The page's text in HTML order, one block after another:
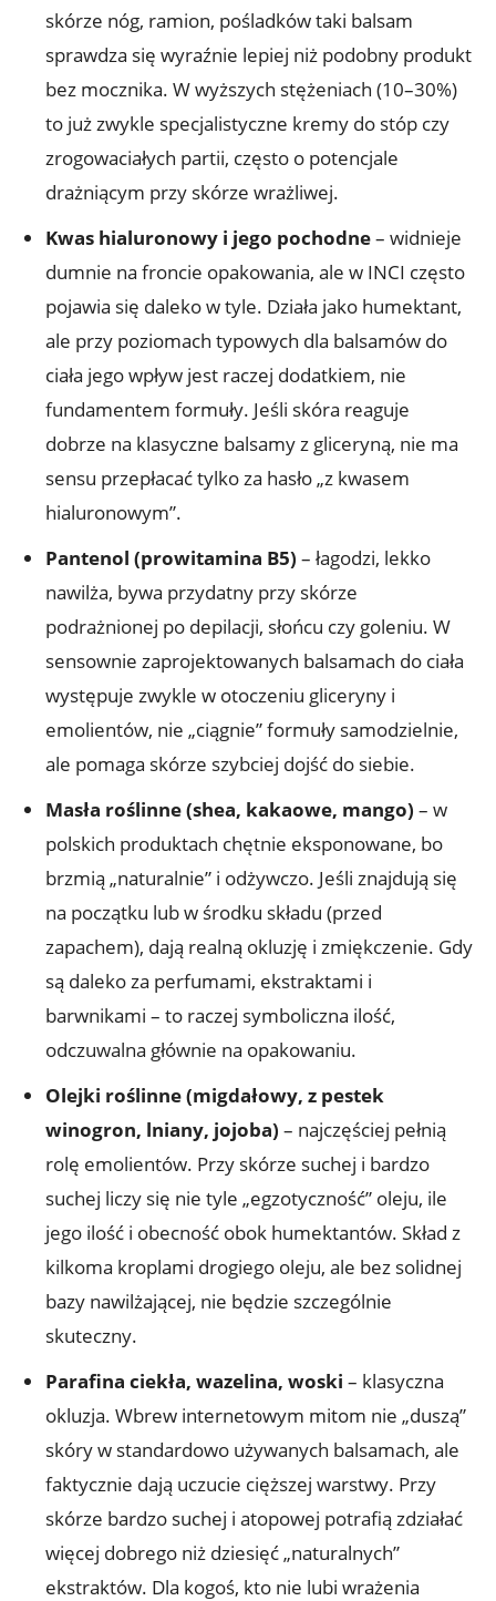
skórze nóg, ramion, pośladków taki balsam
sprawdza się wyraźnie lepiej niż podobny produkt
bez mocznika. W wyższych stężeniach (10–30%)
to już zwykle specjalistyczne kremy do stóp czy
zrogowaciałych partii, często o potencjale
drażniącym przy skórze wrażliwej.
Kwas hialuronowy i jego pochodne– widnieje
dumnie na froncie opakowania, ale w INCI często
pojawia się daleko w tyle. Działa jako humektant,
ale przy poziomach typowych dla balsamów do
ciała jego wpływ jest raczej dodatkiem, nie
fundamentem formuły. Jeśli skóra reaguje
dobrze na klasyczne balsamy z gliceryną, nie ma
sensu przepłacać tylko za hasło „z kwasem
hialuronowym”.
Pantenol (prowitamina B5) – łagodzi, lekko
nawilża, bywa przydatny przy skórze
podrażnionej po depilacji, słońcu czy goleniu. W
sensownie zaprojektowanych balsamach do ciała
występuje zwykle w otoczeniu gliceryny i
emolientów, nie „ciągnie” formuły samodzielnie,
ale pomaga skórze szybciej dojść do siebie.
Masła roślinne (shea, kakaowe, mango) – w
polskich produktach chętnie eksponowane, bo
brzmią „naturalnie” i odżywczo. Jeśli znajdują się
na początku lub w środku składu (przed
zapachem), dają realną okluzję i zmiękczenie. Gdy
są daleko za perfumami, ekstraktami i
barwnikami – to raczej symboliczna ilość,
odczuwalna głównie na opakowaniu.
Olejki roślinne (migdałowy, z pestek
winogron, lniany, jojoba) – najczęściej pełnią
rolę emolientów. Przy skórze suchej i bardzo
suchej liczy się nie tyle „egzotyczność” oleju, ile
jego ilość i obecność obok humektantów. Skład z
kilkoma kroplami drogiego oleju, ale bez solidnej
bazy nawilżającej, nie będzie szczególnie
skuteczny.
Parafina ciekła, wazelina, woski – klasyczna
okluzja. Wbrew internetowym mitom nie „duszą”
skóry w standardowo używanych balsamach, ale
faktycznie dają uczucie cięższej warstwy. Przy
skórze bardzo suchej i atopowej potrafią zdziałać
więcej dobrego niż dziesięć „naturalnych”
ekstraktów. Dla kogoś, kto nie lubi wrażenia